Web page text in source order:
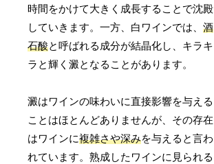
時間をかけて大きく成長することで沈殿
していきます。一方、白ワインでは、酒
石酸と呼ばれる成分が結晶化し、キラキ
ラと輝く澱となることがあります。
澱はワインの味わいに直接影響を与える
ことはほとんどありませんが、その存在
はワインに複雑さや深みを与えると言わ
れています。熟成したワインに見られる